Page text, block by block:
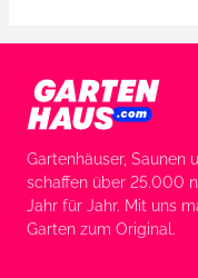
Gartenhäuser, Saunen
schaffen über 25.000
Jahr für Jahr. Mit uns
Garten zum Original.